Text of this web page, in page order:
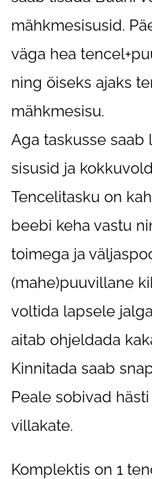
mähkmesisusid.
väga hea
ning öiseks ajaks
mähkmesisu.
Aga taskusse saab
sisusid ja
Tencelitasku on
beebi keha vastu
toimega ja
(mahe)puuvillane
voltida lapsele
aitab ohjeldada
Kinnitada saab
Peale sobivad
villakate.
Komplektis on 1